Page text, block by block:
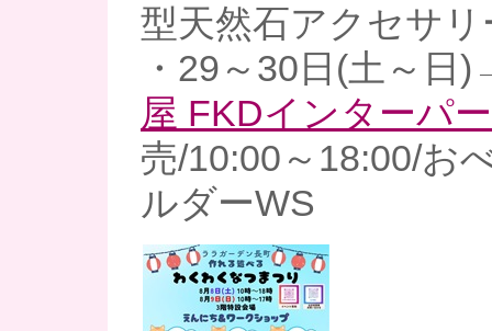
型天然石アクセサリ
・29～30日(土～日
屋 FKDインターパ
売/10:00～18:00/お
ルダーWS